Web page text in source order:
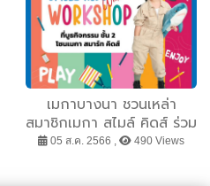
เมกาบางนา ชวนเหล่า
สมาชิกเมกา สไมล์ คิดส์ ร่วม
เสริมสร้างทักษะ พร้อมเรียนรู้
05 ส.ค. 2566 , 490 Views